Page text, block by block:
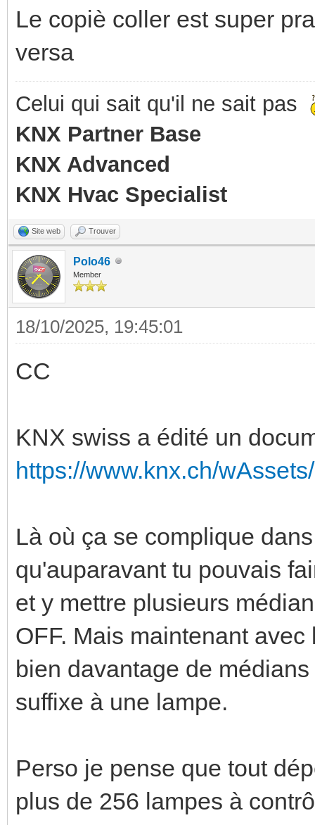
Le copiè coller est super
versa
Celui qui sait qu'il ne sait pas
KNX Partner Base
KNX Advanced
KNX Hvac Specialist
Site web Trouver
Polo46
Member
18/10/2025, 19:45:01
CC
KNX swiss a édité un
https://www.knx.ch/
Là où ça se complique
qu'auparavant tu pouvais
et y mettre plusieurs
OFF. Mais maintenant
bien davantage de
suffixe à une lampe.
Perso je pense que tout
plus de 256 lampes à